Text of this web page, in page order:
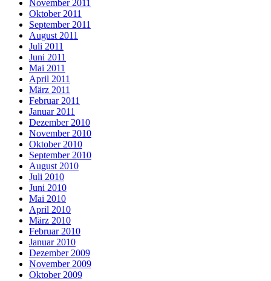
November 2011
Oktober 2011
September 2011
August 2011
Juli 2011
Juni 2011
Mai 2011
April 2011
März 2011
Februar 2011
Januar 2011
Dezember 2010
November 2010
Oktober 2010
September 2010
August 2010
Juli 2010
Juni 2010
Mai 2010
April 2010
März 2010
Februar 2010
Januar 2010
Dezember 2009
November 2009
Oktober 2009